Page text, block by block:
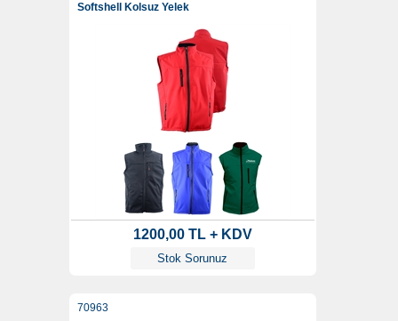
Softshell Kolsuz Yelek
1200,00 TL + KDV
Stok Sorunuz
70963